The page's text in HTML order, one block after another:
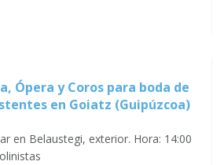
Ópera y Coros para boda de
en Goiatz (Guipúzcoa)
en Belaustegi, exterior. Hora: 14:00